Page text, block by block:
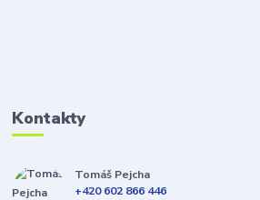
Kontakty
Tomáš Pejcha
+420 602 866 446